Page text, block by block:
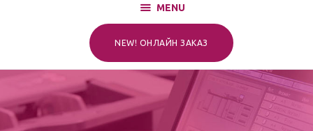
MENU
NEW! ОНЛАЙН ЗАКАЗ